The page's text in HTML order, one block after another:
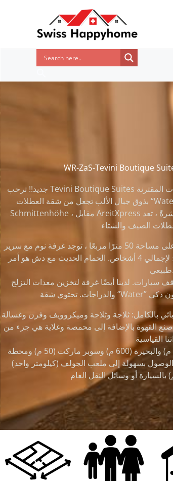
WR-ZaS-Tevini Boutique
جديد!! ترحب Tevini Boutique Suites بالضيوف اعتبارًا من مايو 2021. أحدث المعدات المقترنة
بذوق جبال الألب تجعل من شقة العطلات “Water” واحة من الرفاهية لا مثيل لها. عند سفح
Schmittenhöhe ، مقابل AreitXpress مباشرةً ، تعد Tevini Boutique Suites نقطة انطلاق
تم تجهيز الشقة بكل ما تحتاجه عطلة مريحة: على مساحة 50 مترًا مربعًا ، توجد غرفة نوم مع سرير
مزدوج وغرفة معيشة مع سرير أريكة مزدوج لإجمالي 4 أشخاص. الحمام الحديث مع دش هو أمر
طبيعي.
سيارات. لدينا أيضًا غرفة لتخزين معدات التزلج
بالكامل: ثلاجة وثلاجة وميكروويف وفرن وغسالة
القهوة بالإضافة إلى محمصة وغلاية هي جزء من
ما يلي على مسافة قريبة: تلفريك أريت (300 م) والبحيرة (600 م) وسوبر ماركت (50 م) ومحطة
(لكن 2.5 كم). يمكن الوصول بسهولة إلى ملعب الجولف (كيلومتر واحد)